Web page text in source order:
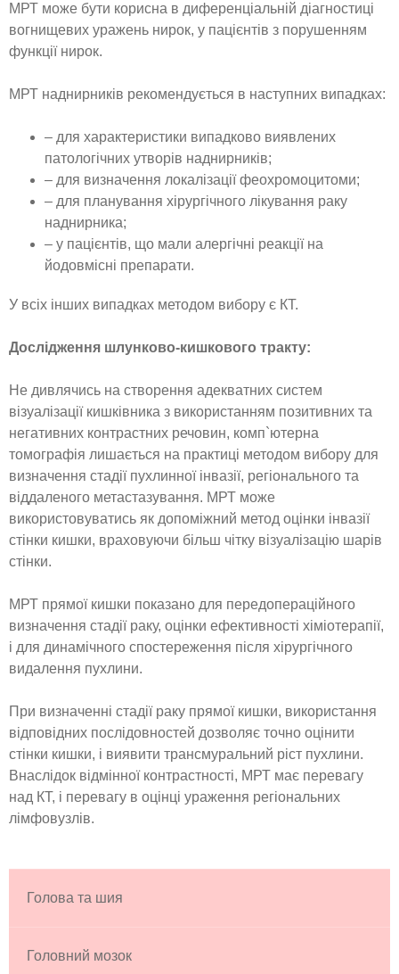
Голова та шия
Головний мозок
МРТ може бути корисна в диференціальній діагностиці
вогнищевих уражень нирок, у пацієнтів з порушенням
функції нирок.
МРТ наднирників рекомендується в наступних випадках:
– для характеристики випадково виявлених
патологічних утворів наднирників;
– для визначення локалізації феохромоцитоми;
– для планування хірургічного лікування раку
наднирника;
– у пацієнтів, що мали алергічні реакції на
йодовмісні препарати.
У всіх інших випадках методом вибору є КТ.
Дослідження шлунково-кишкового тракту:
Не дивлячись на створення адекватних систем
візуалізації кишківника з використанням позитивних та
негативних контрастних речовин, комп`ютерна
томографія лишається на практиці методом вибору для
визначення стадії пухлинної інвазії, регіонального та
віддаленого метастазування. МРТ може
використовуватись як допоміжний метод оцінки інвазії
стінки кишки, враховуючи більш чітку візуалізацію шарів
стінки.
МРТ прямої кишки показано для передопераційного
визначення стадії раку, оцінки ефективності хіміотерапії,
і для динамічного спостереження після хірургічного
видалення пухлини.
При визначенні стадії раку прямої кишки, використання
відповідних послідовностей дозволяє точно оцінити
стінки кишки, і виявити трансмуральний ріст пухлини.
Внаслідок відмінної контрастності, МРТ має перевагу
над КТ, і перевагу в оцінці ураження регіональних
лімфовузлів.